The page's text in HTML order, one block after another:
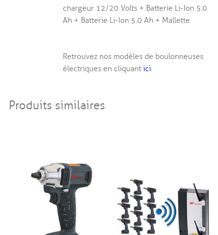
chargeur 12/20 Volts + Batterie Li-Ion 5.0
Ah + Batterie Li-Ion 5.0 Ah + Mallette
Retrouvez nos modèles de boulonneuses
électriques en cliquantici.
Produits similaires